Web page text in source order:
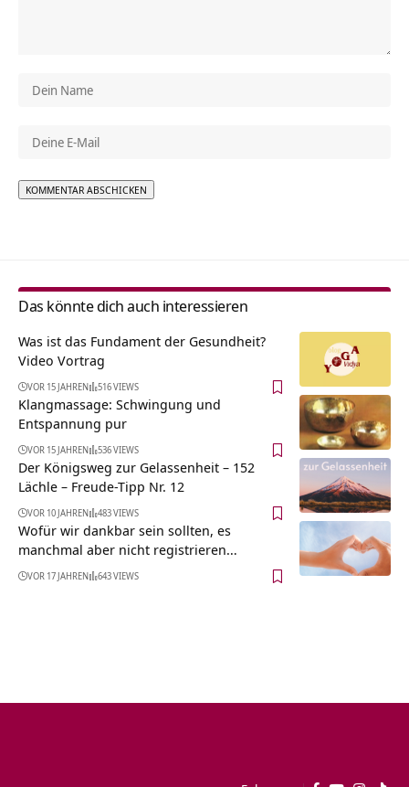
Das könnte dich auch interessieren
Was ist das Fundament der Gesundheit?
Video Vortrag
VOR 15 JAHREN 516 VIEWS
Klangmassage: Schwingung und
Entspannung pur
VOR 15 JAHREN 536 VIEWS
Der Königsweg zur Gelassenheit – 152
Lächle – Freude-Tipp Nr. 12
VOR 10 JAHREN 483 VIEWS
Wofür wir dankbar sein sollten, es
manchmal aber nicht registrieren…
VOR 17 JAHREN 643 VIEWS